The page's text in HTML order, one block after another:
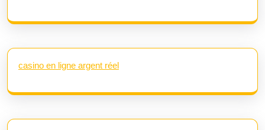
casino en ligne argent réel